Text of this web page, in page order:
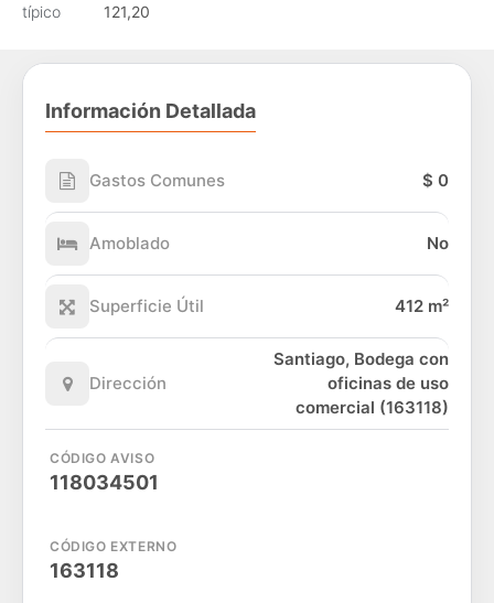
típico
121,20
Información Detallada
Gastos Comunes $ 0
Amoblado No
Superficie Útil 412 m²
Dirección
Santiago, Bodega con
oficinas de uso
comercial (163118)
CÓDIGO AVISO
118034501
CÓDIGO EXTERNO
163118